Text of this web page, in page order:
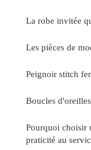
La robe invitée
Les pièces de
Peignoir stitch
Boucles
Pourquoi choisir
praticité au